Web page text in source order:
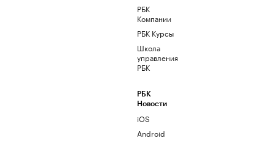
РБК
Компании
РБК Курсы
Школа
управления
РБК
РБК
Новости
iOS
Android